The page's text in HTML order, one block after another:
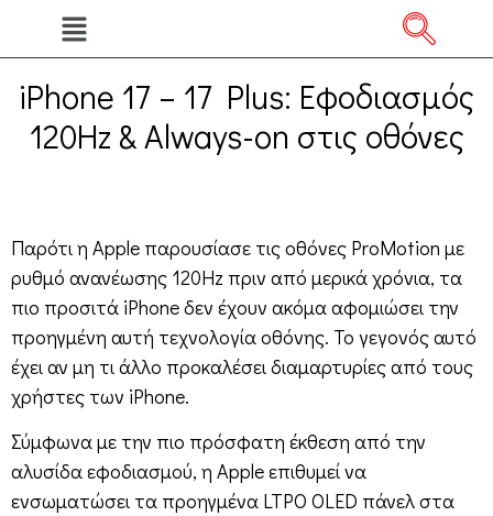
iPhone 17 – 17 Plus: Εφοδιασμός
120Hz & Always-on στις οθόνες
Παρότι η Apple παρουσίασε τις οθόνες ProMotion με
ρυθμό ανανέωσης 120Hz πριν από μερικά χρόνια, τα
πιο προσιτά iPhone δεν έχουν ακόμα αφομιώσει την
προηγμένη αυτή τεχνολογία οθόνης. Το γεγονός αυτό
έχει αν μη τι άλλο προκαλέσει διαμαρτυρίες από τους
χρήστες των iPhone.
Σύμφωνα με την πιο πρόσφατη έκθεση από την
αλυσίδα εφοδιασμού, η Apple επιθυμεί να
ενσωματώσει τα προηγμένα LTPO OLED πάνελ στα